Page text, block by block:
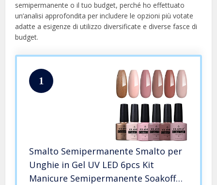
semipermanente o il tuo budget, perché ho effettuato
un’analisi approfondita per includere le opzioni più votate
adatte a esigenze di utilizzo diversificate e diverse fasce di
budget.
1
Smalto Semipermanente Smalto per
Unghie in Gel UV LED 6pcs Kit
Manicure Semipermanente Soakoff